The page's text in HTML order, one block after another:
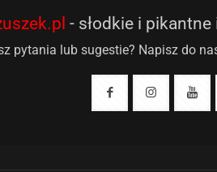
- słodkie i
pytania lub sugestie? Napisz do